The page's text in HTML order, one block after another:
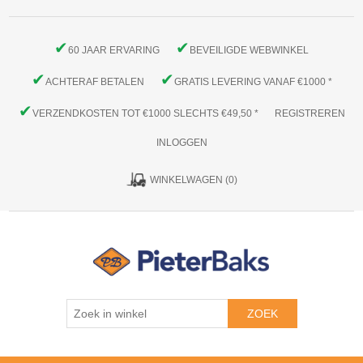
✔60 JAAR ERVARING ✔ BEVEILIGDE WEBWINKEL
✔ACHTERAF BETALEN ✔GRATIS LEVERING VANAF €1000 *
✔VERZENDKOSTEN TOT €1000 SLECHTS €49,50 * REGISTREREN
INLOGGEN
WINKELWAGEN (0)
ZOEK